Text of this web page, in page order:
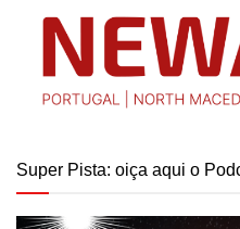
Super Pista: oiça aqui o